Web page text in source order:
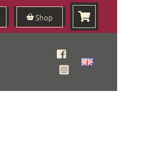
Shop
Facebook
Instagram